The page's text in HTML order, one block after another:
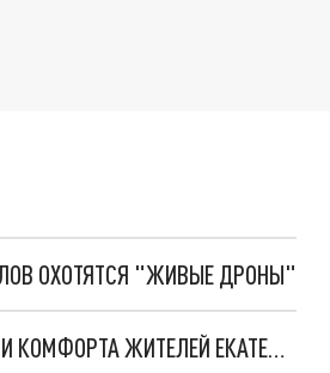
ОХОТЯТСЯ "ЖИВЫЕ ДРОНЫ"
"ГОРТРАНС" РЕШИЛ СЭКОНОМИТЬ ЗА СЧЕТ ЛИЧНОГО ВРЕМЕНИ И КОМФОРТА ЖИТЕЛЕЙ ЕКАТЕРИНБУРГА